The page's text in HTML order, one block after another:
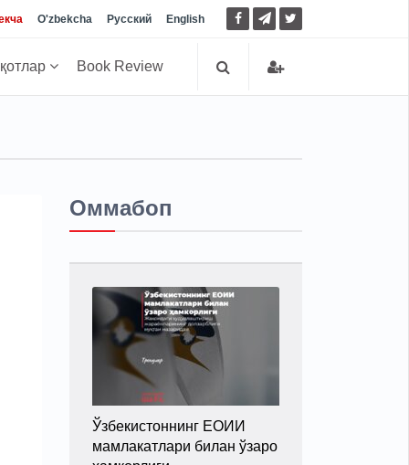
O'zbekcha Русский English
Book Review
Оммабоп
Ўзбекистоннинг ЕОИИ
мамлакатлари билан ўзаро